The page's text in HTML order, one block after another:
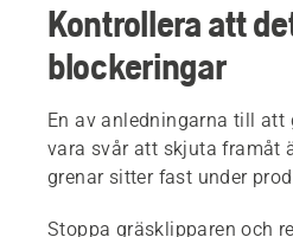
Kontrollera att
blockeringar
En av anledningarna till att
vara svår att skjuta framåt
grenar sitter fast under
Stoppa gräsklipparen och